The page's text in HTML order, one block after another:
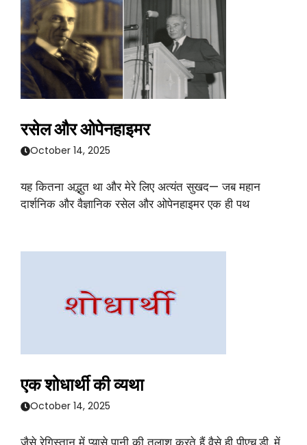
रसेल और ओपेनहाइमर
October 14, 2025
यह कितना अद्भुत था और मेरे लिए अत्यंत सुखद— जब महान
दार्शनिक और वैज्ञानिक रसेल और ओपेनहाइमर एक ही पथ
एक शोधार्थी की व्यथा
October 14, 2025